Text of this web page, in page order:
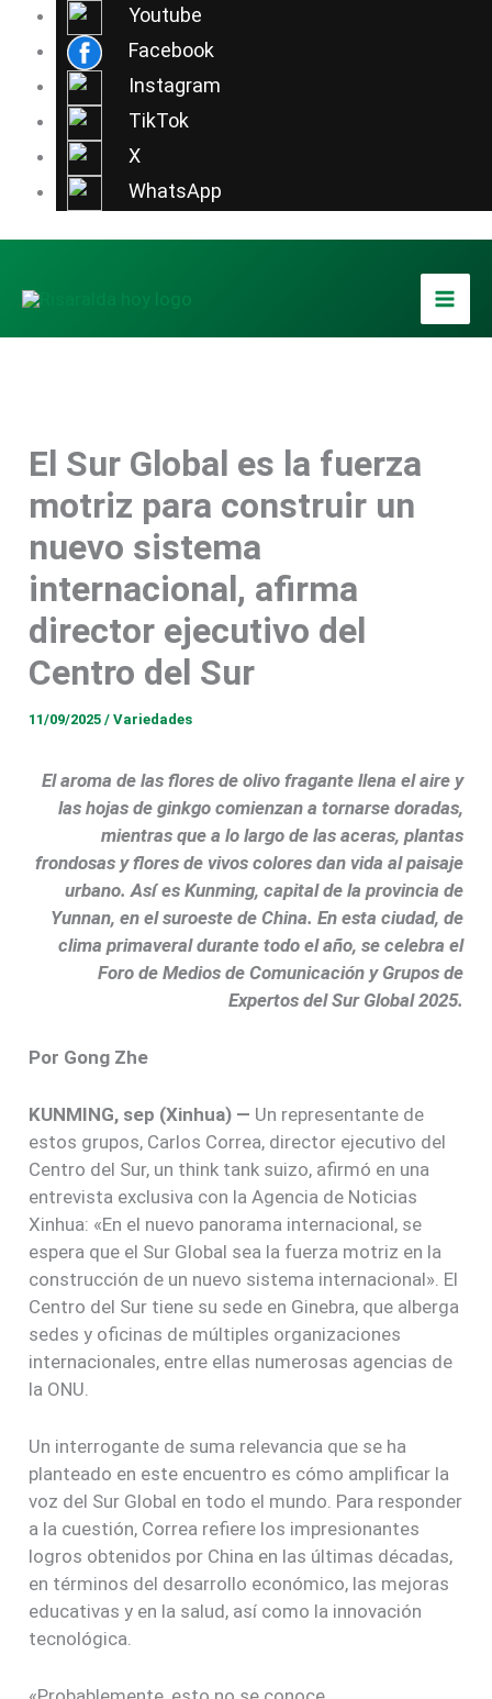
Youtube
Facebook
Instagram
TikTok
X
WhatsApp
contenido
Foto / Xinhua
El Sur Global es la fuerza
motriz para construir un
nuevo sistema
internacional, afirma
director ejecutivo del
Centro del Sur
11/09/2025/Variedades
El aroma de las flores de olivo fragante llena el aire y
las hojas de ginkgo comienzan a tornarse doradas,
mientras que a lo largo de las aceras, plantas
frondosas y flores de vivos colores dan vida al paisaje
urbano. Así es Kunming, capital de la provincia de
Yunnan, en el suroeste de China. En esta ciudad, de
clima primaveral durante todo el año, se celebra el
Foro de Medios de Comunicación y Grupos de
Expertos del Sur Global 2025.
Por Gong Zhe
KUNMING, sep (Xinhua) — Un representante de
estos grupos, Carlos Correa, director ejecutivo del
Centro del Sur, un think tank suizo, afirmó en una
entrevista exclusiva con la Agencia de Noticias
Xinhua: «En el nuevo panorama internacional, se
espera que el Sur Global sea la fuerza motriz en la
construcción de un nuevo sistema internacional». El
Centro del Sur tiene su sede en Ginebra, que alberga
sedes y oficinas de múltiples organizaciones
internacionales, entre ellas numerosas agencias de
la ONU.
Un interrogante de suma relevancia que se ha
planteado en este encuentro es cómo amplificar la
voz del Sur Global en todo el mundo. Para responder
a la cuestión, Correa refiere los impresionantes
logros obtenidos por China en las últimas décadas,
en términos del desarrollo económico, las mejoras
educativas y en la salud, así como la innovación
tecnológica.